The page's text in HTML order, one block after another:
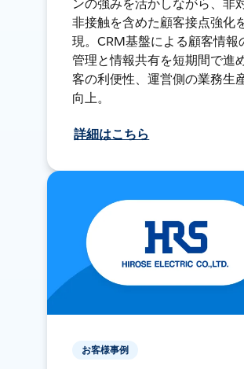
非接触を含めた顧客接点強化
現。CRM基盤による顧客情報
管理と情報共有を短期間で進
客の利便性、運営側の業務生
向上。
詳細はこちら
お客様事例